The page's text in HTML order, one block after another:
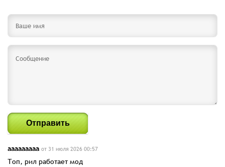
Отправить
ааааааааа от 31 июля 2026 00:57
Топ, рил работает мод